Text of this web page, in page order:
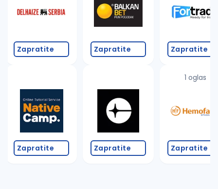
Zapratite
Zapratite
Zapratite
Zapratite
Zapratite
1 oglas
Zapratite